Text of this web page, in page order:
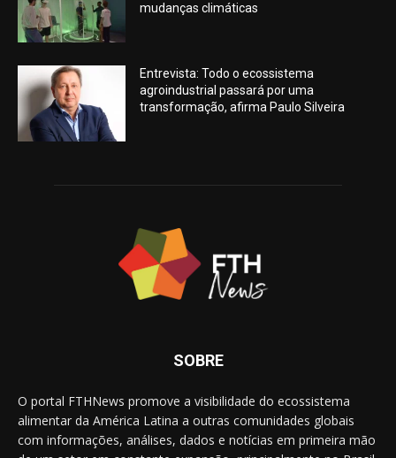
mudanças climáticas
Entrevista: Todo o ecossistema
agroindustrial passará por uma
transformação, afirma Paulo Silveira
SOBRE
O portal FTHNews promove a visibilidade do ecossistema
alimentar da América Latina a outras comunidades globais
com informações, análises, dados e notícias em primeira mão